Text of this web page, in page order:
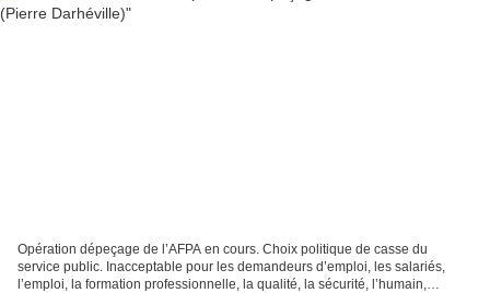
Opération dépeçage de l’AFPA en cours. Choix politique de casse du
service public. Inacceptable pour les demandeurs d’emploi, les salariés,
l’emploi, la formation professionnelle, la qualité, la sécurité, l’humain,